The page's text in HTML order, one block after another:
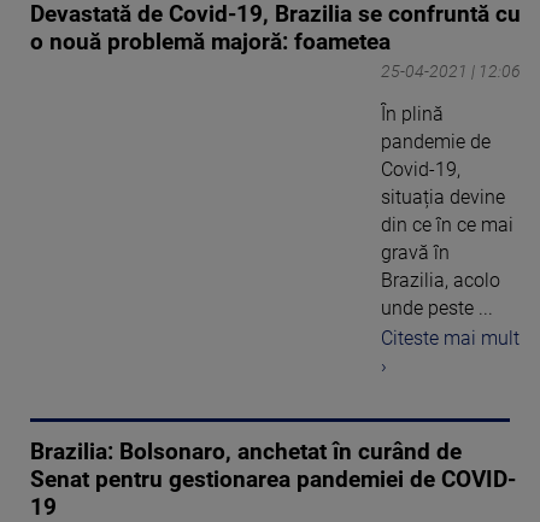
Devastată de Covid-19, Brazilia se confruntă cu
o nouă problemă majoră: foametea
25-04-2021 | 12:06
În plină
pandemie de
Covid-19,
situația devine
din ce în ce mai
gravă în
Brazilia, acolo
unde peste ...
Citeste mai mult
›
Brazilia: Bolsonaro, anchetat în curând de
Senat pentru gestionarea pandemiei de COVID-
19